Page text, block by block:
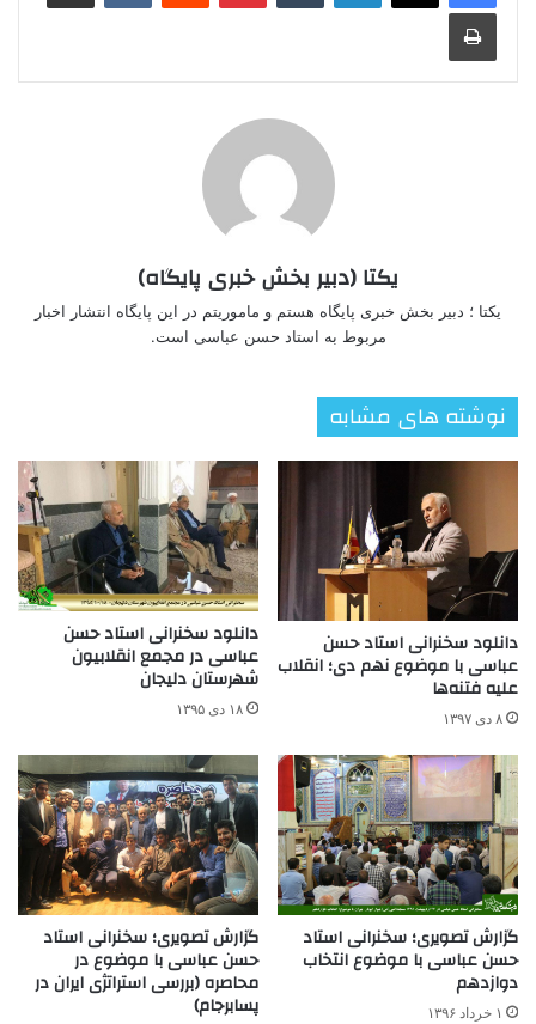
چاپ
یکتا (دبیر بخش خبری پایگاه)
یکتا ؛ دبیر بخش خبری پایگاه هستم و ماموریتم در این پایگاه انتشار اخبار
مربوط به استاد حسن عباسی است.
نوشته های مشابه
دانلود سخنرانی استاد حسن
عباسی با موضوع نهم دی؛ انقلاب
علیه فتنه‌ها
۸ دی ۱۳۹۷
دانلود سخنرانی استاد حسن
عباسی در مجمع انقلابیون
شهرستان دلیجان
۱۸ دی ۱۳۹۵
گزارش تصویری؛ سخنرانی استاد
حسن عباسی با موضوع انتخاب
دوازدهم
۱ خرداد ۱۳۹۶
گزارش تصویری؛ سخنرانی استاد
حسن عباسی با موضوع در
محاصره (بررسی استراتژی ایران در
پسابرجام)